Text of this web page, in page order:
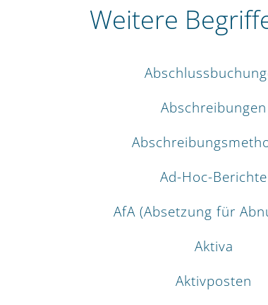
Weitere
Abschreibungen
Ad-Hoc-Berichte
AfA (Absetzung für
Aktiva
Aktivposten